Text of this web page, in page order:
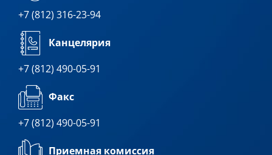
+7 (812) 316-23-94
Канцелярия
+7 (812) 490-05-91
Факс
+7 (812) 490-05-91
Приемная комиссия